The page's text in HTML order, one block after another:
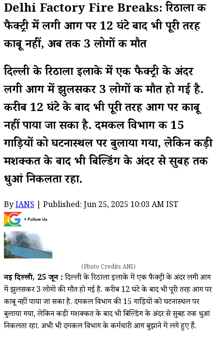
Delhi Factory Fire Breaks: रिठाला की
फैक्ट्री में लगी आग पर 12 घंटे बाद भी पूरी तरह
काबू नहीं, अब तक 3 लोगों की मौत
दिल्ली के रिठाला इलाके में एक फैक्ट्री के अंदर
लगी आग में झुलसकर 3 लोगों की मौत हो गई है.
करीब 12 घंटे के बाद भी पूरी तरह आग पर काबू
नहीं पाया जा सका है. दमकल विभाग की 15
गाड़ियों को घटनास्थल पर बुलाया गया, लेकिन कड़ी
मशक्कत के बाद भी बिल्डिंग के अंदर से सुबह तक
धुआं निकलता रहा.
ByIANS | Published: Jun 25, 2025 10:03 AM IST
(Photo Credits ANI)
नई दिल्ली, 25 जून :दिल्ली के रिठाला इलाके में एक फैक्ट्री के अंदर लगी आग
में झुलसकर 3 लोगों की मौत हो गई है. करीब 12 घंटे के बाद भी पूरी तरह आग पर
काबू नहीं पाया जा सका है. दमकल विभाग की 15 गाड़ियों को घटनास्थल पर
बुलाया गया, लेकिन कड़ी मशक्कत के बाद भी बिल्डिंग के अंदर से सुबह तक धुआं
निकलता रहा. अभी भी दमकल विभाग के कर्मचारी आग बुझाने में लगे हुए हैं.